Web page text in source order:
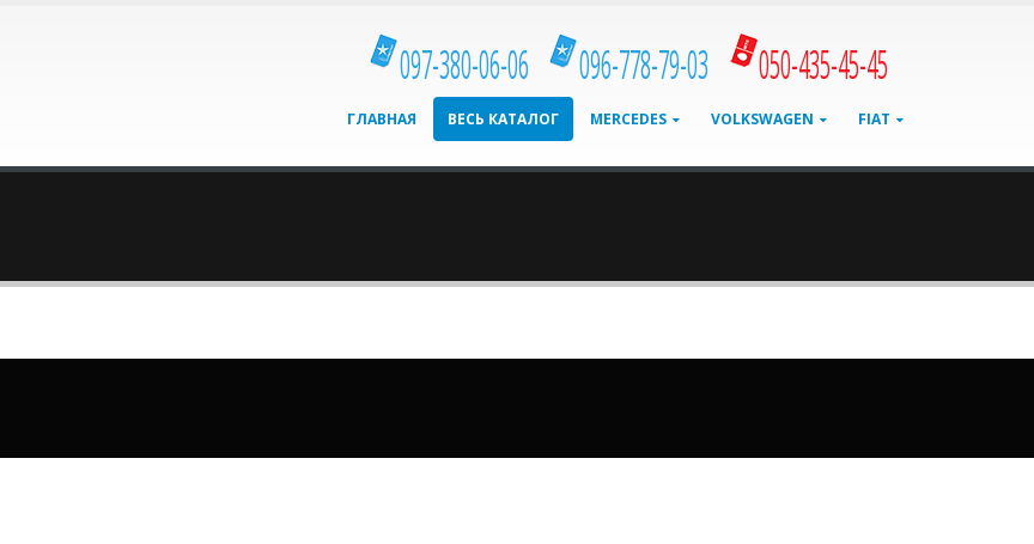
097-380-06-06 096-778-79-03 050-435-45-45
ГЛАВНАЯ ВЕСЬ КАТАЛОГ MERCEDES VOLKSWAGEN FIAT